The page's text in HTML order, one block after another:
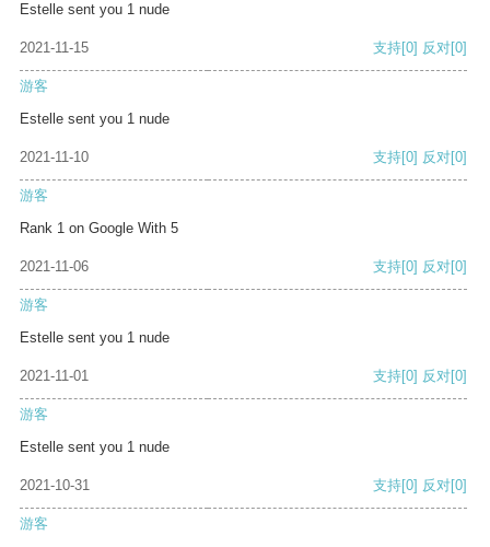
Estelle sent you 1 nude
2021-11-15 支持[0] 反对[0]
游客
Estelle sent you 1 nude
2021-11-10 支持[0] 反对[0]
游客
Rank 1 on Google With 5
2021-11-06 支持[0] 反对[0]
游客
Estelle sent you 1 nude
2021-11-01 支持[0] 反对[0]
游客
Estelle sent you 1 nude
2021-10-31 支持[0] 反对[0]
游客